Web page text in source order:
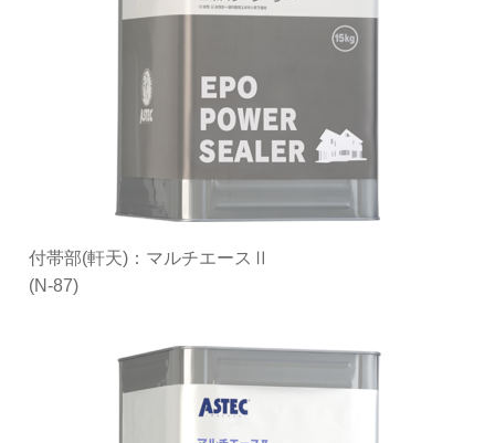
付帯部(軒天)：マルチエースⅡ
(N-87)